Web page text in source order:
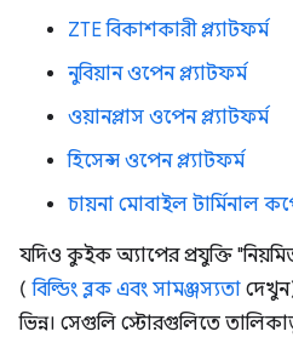
ZTE বিকাশকারী প্ল্যাটফর্ম
নুবিয়ান ওপেন প্ল্যাটফর্ম
ওয়ানপ্লাস ওপেন প্ল্যাটফর্ম
হিসেন্স ওপেন প্ল্যাটফর্ম
চায়না মোবাইল টার্মিনাল
যদিও কুইক অ্যাপের প্রযুক্তি
(বিল্ডিং ব্লক এবং সামঞ্জস্যতা
ভিন্ন। সেগুলি স্টোরগুলিতে